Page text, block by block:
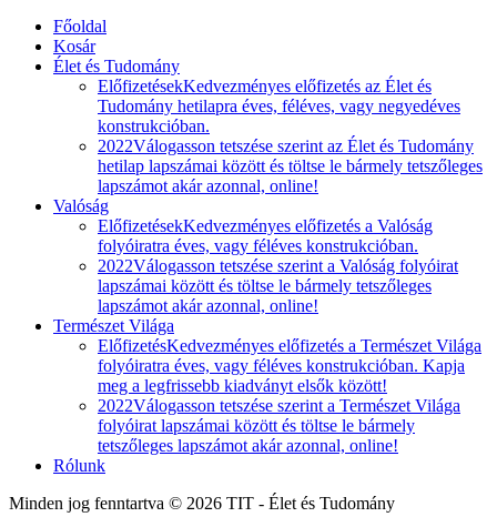
Főoldal
Kosár
Élet és Tudomány
ElőfizetésekKedvezményes előfizetés az Élet és
Tudomány hetilapra éves, féléves, vagy negyedéves
konstrukcióban.
2022Válogasson tetszése szerint az Élet és Tudomány
hetilap lapszámai között és töltse le bármely tetszőleges
lapszámot akár azonnal, online!
Valóság
ElőfizetésekKedvezményes előfizetés a Valóság
folyóiratra éves, vagy féléves konstrukcióban.
2022Válogasson tetszése szerint a Valóság folyóirat
lapszámai között és töltse le bármely tetszőleges
lapszámot akár azonnal, online!
Természet Világa
ElőfizetésKedvezményes előfizetés a Természet Világa
folyóiratra éves, vagy féléves konstrukcióban. Kapja
meg a legfrissebb kiadványt elsők között!
2022Válogasson tetszése szerint a Természet Világa
folyóirat lapszámai között és töltse le bármely
tetszőleges lapszámot akár azonnal, online!
Rólunk
Minden jog fenntartva © 2026 TIT - Élet és Tudomány